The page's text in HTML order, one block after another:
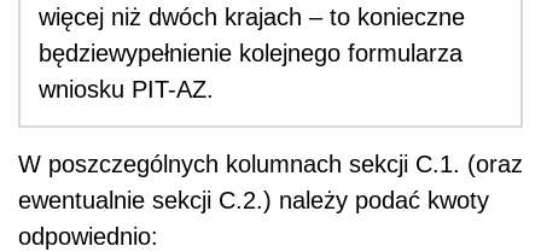
więcej niż dwóch krajach – to konieczne
będziewypełnienie kolejnego formularza
wniosku PIT-AZ.
W poszczególnych kolumnach sekcji C.1. (oraz
ewentualnie sekcji C.2.) należy podać kwoty
odpowiednio: